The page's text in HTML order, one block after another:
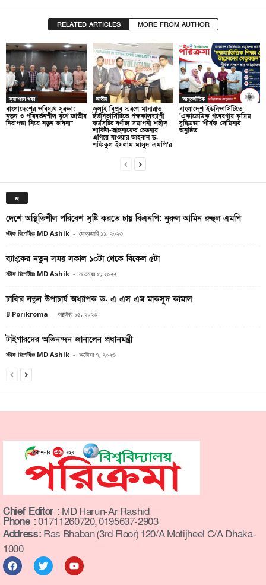
RELATED ARTICLES MORE FROM AUTHOR
ক্যাম্পাস খবর
বাংলাদেশের ভবিষ্যৎ সুরক্ষা:
নতুন ও পরিবর্তনশীল যুগে জাতীয়
নিরাপত্তা নিয়ে নতুন ভাবনা”
জাতীয়
জুলাই বিপ্লব স্মরণে মানারাত
ইউনিভার্সিটিতে পক্ষকালব্যাপী
কর্মসূচির বর্ণাঢ্য সমাপনী শহীদ
শাকিল-আহনাফের চেতনায়
এগিয়ে যাওয়ার আহবান ড.
শফিকুল ইসলাম মাসুদ এমপি’র
আন্তর্জাতিক
বাংলাদেশ ইউনিভার্সিটিতে
‘একাডেমিক গবেষণায় কৃত্রিম
বুদ্ধিমত্তা’ শীর্ষক সেমিনার
অনুষ্ঠিত
জ
দেশে অস্থিতিশীল পরিবেশ সৃষ্টি করতে চায় বিএনপি: নুরুল আমিন রুহুল এমপি
স্টাফ রিপোর্টারঃ MD Ashik - ফেব্রুয়ারি ১১, ২০২৩
ব্যাংকের নতুন সময় সকাল ১০টা থেকে বিকেল ৫টা
স্টাফ রিপোর্টারঃ MD Ashik - নভেম্বর ৫, ২০২২
ঢাবি’র নতুন উপাচার্য অধ্যাপক ড. এ এস এম মাকসুদ কামাল
B Porikroma - অক্টোবর ১৫, ২০২৩
টাইগারদের অভিনন্দন জানালেন প্রধানমন্ত্রী
স্টাফ রিপোর্টারঃ MD Ashik - অক্টোবর ৭, ২০২৩
Chief Editor : MD Harun-Ar Rashid
Phone :01711260720, 0195637-2903
Address: Ras Bhaban (3rd Floor) 120/A Motijheel C/A Dhaka-
1000